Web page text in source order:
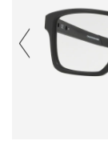
Previous Slide